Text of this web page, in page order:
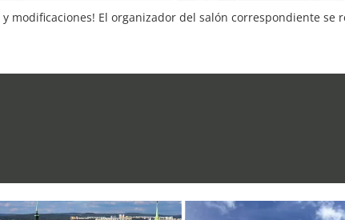
modificaciones! El organizador del salón correspondiente se